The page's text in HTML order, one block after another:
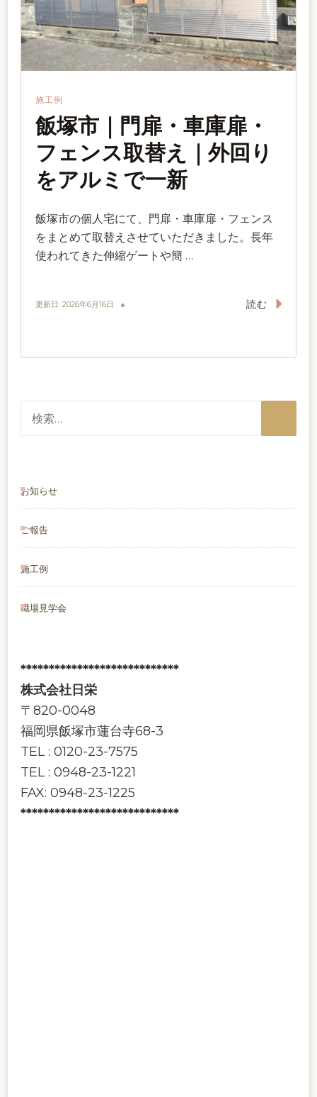
施工例
飯塚市｜門扉・車庫扉・
フェンス取替え｜外回り
をアルミで一新
飯塚市の個人宅にて、門扉・車庫扉・フェンス
をまとめて取替えさせていただきました。長年
使われてきた伸縮ゲートや簡 …
更新日: 2026年6月16日 読む
お知らせ
ご報告
施工例
職場見学会
****************************
株式会社日栄
〒820-0048
福岡県飯塚市蓮台寺68-3
TEL : 0120-23-7575
TEL : 0948-23-1221
FAX: 0948-23-1225
****************************